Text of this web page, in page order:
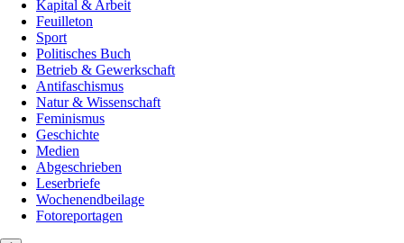
Kapital & Arbeit
Feuilleton
Sport
Politisches Buch
Betrieb & Gewerkschaft
Antifaschismus
Natur & Wissenschaft
Feminismus
Geschichte
Medien
Abgeschrieben
Leserbriefe
Wochenendbeilage
Fotoreportagen